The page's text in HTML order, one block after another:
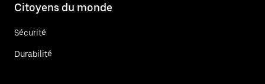
Citoyens du monde
Sécurité
Durabilité